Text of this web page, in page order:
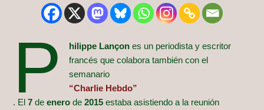
P hilippe Lançones un periodista y escritor
francés que colabora también con el
semanario
“Charlie Hebdo”
. El7 deenero de2015 estaba asistiendo a la reunión